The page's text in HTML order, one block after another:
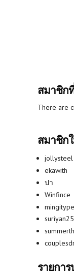
สมาชิก
There are
สมาชิก
jollysteel
ekawith
ปา
Winfince
mingitype
รายกา